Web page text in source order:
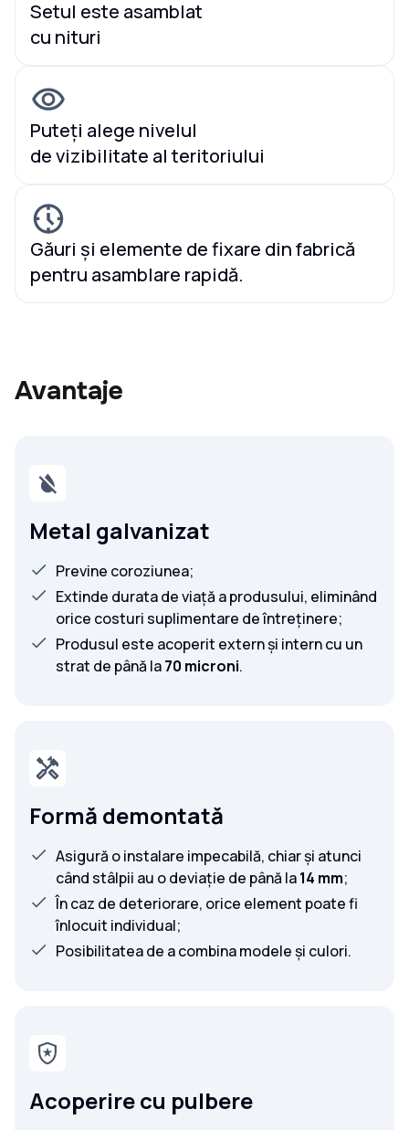
Setul este asamblat
cu nituri
Puteți alege nivelul
de vizibilitate al teritoriului
Găuri și elemente de fixare din fabrică
pentru asamblare rapidă.
Avantaje
Metal galvanizat
Previne coroziunea;
Extinde durata de viață a produsului, eliminând
orice costuri suplimentare de întreținere;
Produsul este acoperit extern și intern cu un
strat de până la70 microni.
Formă demontată
Asigură o instalare impecabilă, chiar și atunci
când stâlpii au o deviație de până la14 mm;
În caz de deteriorare, orice element poate fi
înlocuit individual;
Posibilitatea de a combina modele și culori.
Acoperire cu pulbere